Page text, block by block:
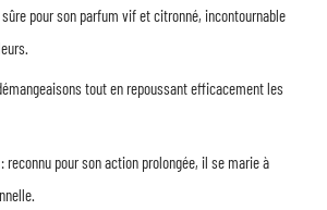
pour son parfum vif et citronné, incontournable
tout en repoussant efficacement les
: reconnu pour son action prolongée, il se marie à